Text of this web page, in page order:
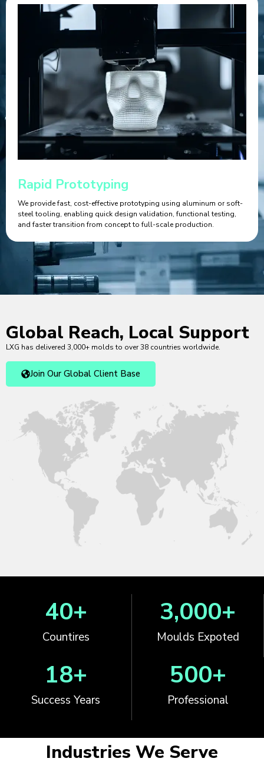
Rapid Prototyping
We provide fast, cost-effective prototyping using aluminum or soft-
steel tooling, enabling quick design validation, functional testing,
and faster transition from concept to full-scale production.
Global Reach, Local Support
LXG has delivered 3,000+ molds to over 38 countries worldwide.
Join Our Global Client Base
Countires
40+
Moulds Expoted
3,000+
Success Years
18+
Professional
500+
Industries We Serve